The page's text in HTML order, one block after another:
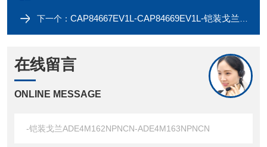
下一个： CAP84667EV1L-CAP84669EV1L-铠装戈兰ADE4M201SFNCN-ADE4M202SFNCN
在线留言
ONLINE MESSAGE